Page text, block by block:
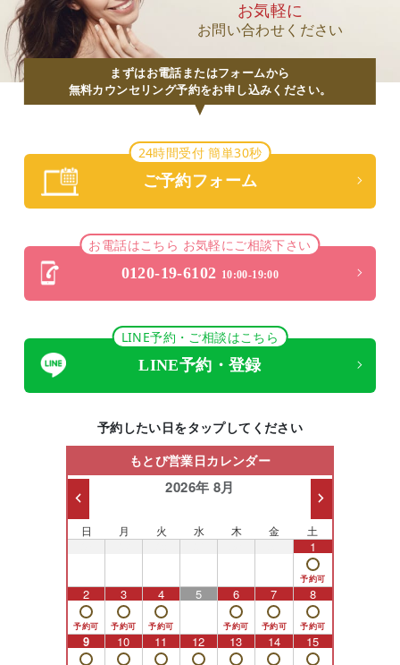
お気軽に
お問い合わせください
まずはお電話またはフォームから
無料カウンセリング予約をお申し込みください。
24時間受付 簡単30秒
ご予約フォーム
お電話はこちら お気軽にご相談下さい
0120-19-6102 10:00-19:00
LINE予約・ご相談はこちら
LINE予約・登録
予約したい日をタップしてください
もとび営業日カレンダー
2026年 8月
日 月 火 水 木 金 土
1
2 3 4 5 6 7 8
9 10 11 12 13 14 15